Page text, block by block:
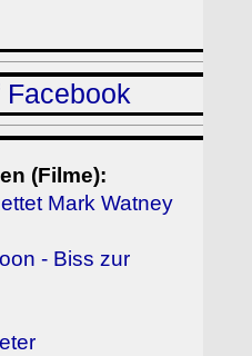
Facebook
(Filme):
Mark Watney
- Biss zur